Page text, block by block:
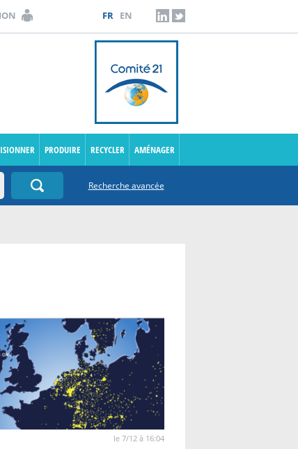
FR EN LINKEDIN
PRODUIRE RECYCLER AMÉNAGER
Recherche avancée
le 7/12 à 16:04